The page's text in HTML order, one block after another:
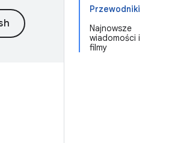
Przewodniki
Najnowsze
wiadomości i
filmy